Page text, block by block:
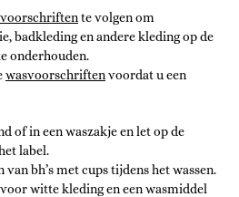
te volgen om
badkleding en andere kleding op de
onderhouden.
wasvoorschriftenvoordat u een
of in een waszakje en let op de
label.
bh’s met cups tijdens het wassen.
witte kleding en een wasmiddel